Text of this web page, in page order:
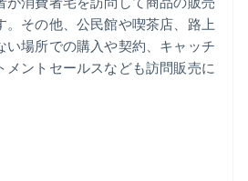
。その他、公民館や喫茶店、路上
い場所での購入や契約、キャッチ
メントセールスなども訪問販売に